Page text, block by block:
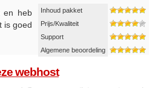
Inhoud pakket
Prijs/Kwaliteit
Support
Algemene beoordeling
en heb
is goed
webhost